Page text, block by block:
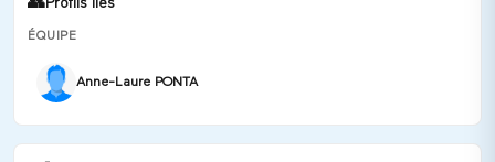
Profils liés
ÉQUIPE
Anne-Laure PONTA